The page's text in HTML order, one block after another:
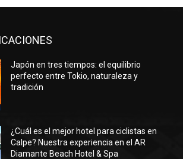
Japón en tres tiempos: el equilibrio
perfecto entre Tokio, naturaleza y
tradición
¿Cuál es el mejor hotel para ciclistas en
Calpe? Nuestra experiencia en el AR
Diamante Beach Hotel & Spa